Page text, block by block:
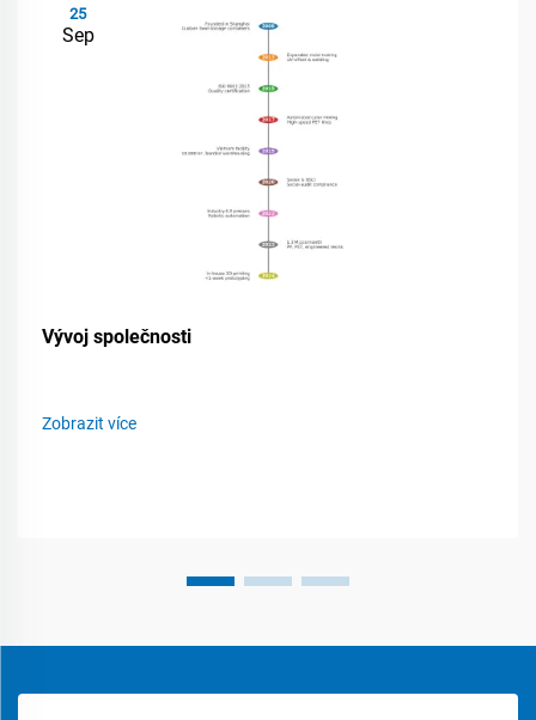
25
Sep
Vývoj společnosti
Zobrazit více